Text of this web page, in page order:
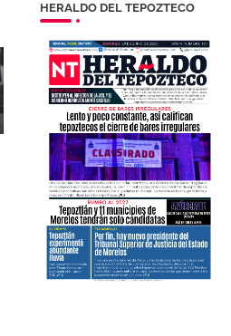
HERALDO DEL TEPOZTECO